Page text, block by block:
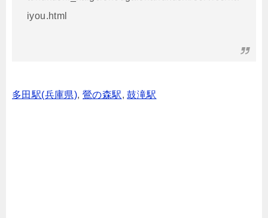
iyou.html
多田駅(兵庫県),鶯の森駅,鼓滝駅